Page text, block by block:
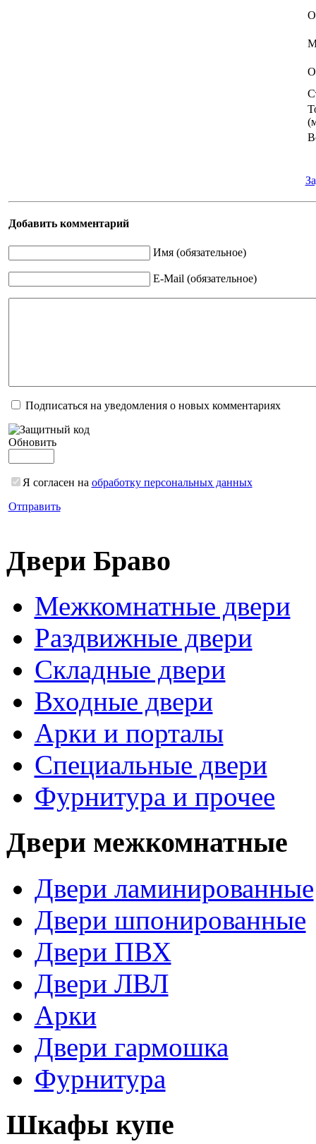
Добавить комментарий
Имя (обязательное)
E-Mail (обязательное)
Подписаться на уведомления о новых комментариях
Обновить
Я согласен на обработку персональных данных
Отправить
Двери Браво
Межкомнатные двери
Раздвижные двери
Складные двери
Входные двери
Арки и порталы
Специальные двери
Фурнитура и прочее
Двери межкомнатные
Двери ламинированные
Двери шпонированные
Двери ПВХ
Двери ЛВЛ
Арки
Двери гармошка
Фурнитура
Шкафы купе